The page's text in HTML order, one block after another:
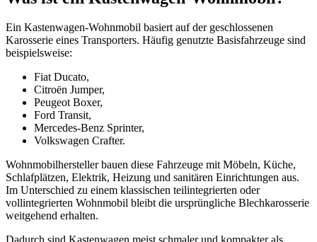
Ein Kastenwagen-Wohnmobil basiert auf der geschlossenen
Karosserie eines Transporters. Häufig genutzte Basisfahrzeuge sind
beispielsweise:
Fiat Ducato,
Citroën Jumper,
Peugeot Boxer,
Ford Transit,
Mercedes-Benz Sprinter,
Volkswagen Crafter.
Wohnmobilhersteller bauen diese Fahrzeuge mit Möbeln, Küche,
Schlafplätzen, Elektrik, Heizung und sanitären Einrichtungen aus.
Im Unterschied zu einem klassischen teilintegrierten oder
vollintegrierten Wohnmobil bleibt die ursprüngliche Blechkarosserie
weitgehend erhalten.